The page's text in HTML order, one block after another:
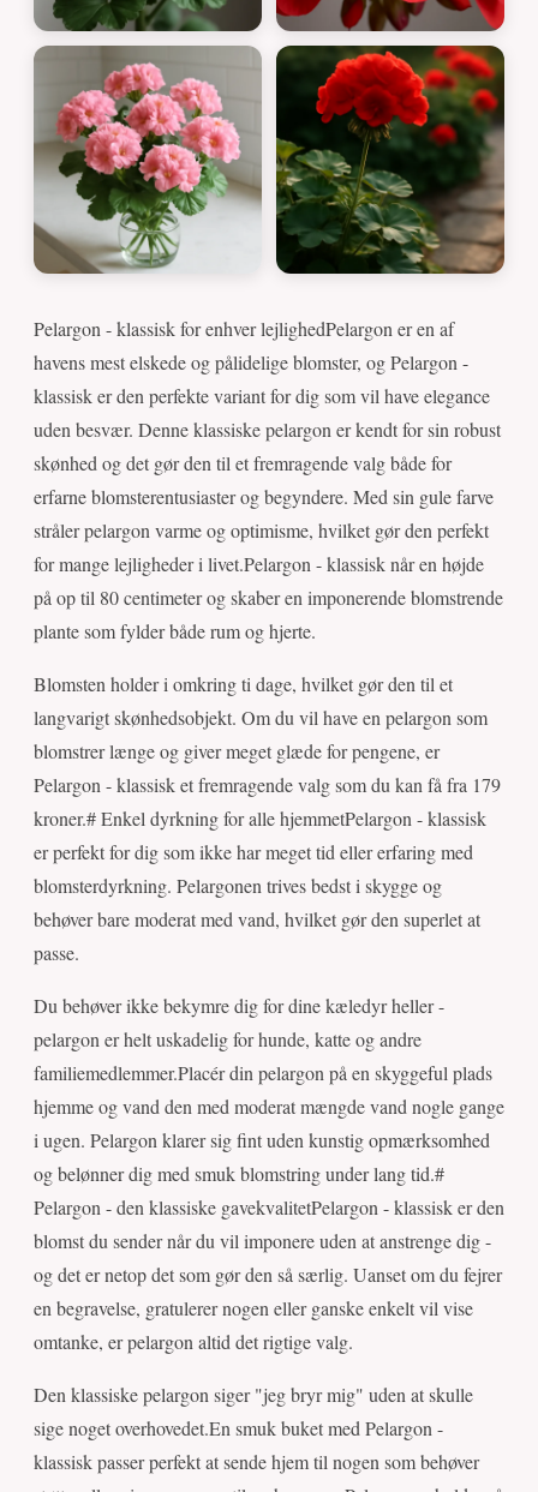
Pelargon - klassisk for enhver lejlighedPelargon er en af
havens mest elskede og pålidelige blomster, og Pelargon -
klassisk er den perfekte variant for dig som vil have elegance
uden besvær. Denne klassiske pelargon er kendt for sin robust
skønhed og det gør den til et fremragende valg både for
erfarne blomsterentusiaster og begyndere. Med sin gule farve
stråler pelargon varme og optimisme, hvilket gør den perfekt
for mange lejligheder i livet.Pelargon - klassisk når en højde
på op til 80 centimeter og skaber en imponerende blomstrende
plante som fylder både rum og hjerte.
Blomsten holder i omkring ti dage, hvilket gør den til et
langvarigt skønhedsobjekt. Om du vil have en pelargon som
blomstrer længe og giver meget glæde for pengene, er
Pelargon - klassisk et fremragende valg som du kan få fra 179
kroner.# Enkel dyrkning for alle hjemmetPelargon - klassisk
er perfekt for dig som ikke har meget tid eller erfaring med
blomsterdyrkning. Pelargonen trives bedst i skygge og
behøver bare moderat med vand, hvilket gør den superlet at
passe.
Du behøver ikke bekymre dig for dine kæledyr heller -
pelargon er helt uskadelig for hunde, katte og andre
familiemedlemmer.Placér din pelargon på en skyggeful plads
hjemme og vand den med moderat mængde vand nogle gange
i ugen. Pelargon klarer sig fint uden kunstig opmærksomhed
og belønner dig med smuk blomstring under lang tid.#
Pelargon - den klassiske gavekvalitetPelargon - klassisk er den
blomst du sender når du vil imponere uden at anstrenge dig -
og det er netop det som gør den så særlig. Uanset om du fejrer
en begravelse, gratulerer nogen eller ganske enkelt vil vise
omtanke, er pelargon altid det rigtige valg.
Den klassiske pelargon siger "jeg bryr mig" uden at skulle
sige noget overhovedet.En smuk buket med Pelargon -
klassisk passer perfekt at sende hjem til nogen som behøver